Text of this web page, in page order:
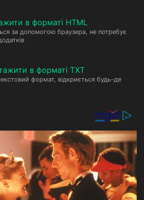
в форматі HTML
за допомогою браузера, не потребує
в форматі TXT
формат, відкриється будь-де